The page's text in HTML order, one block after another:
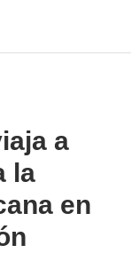
a
la
en